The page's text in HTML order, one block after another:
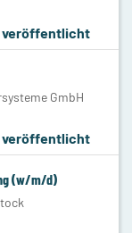
veröffentlicht
GmbH
veröffentlicht
(w/m/d)